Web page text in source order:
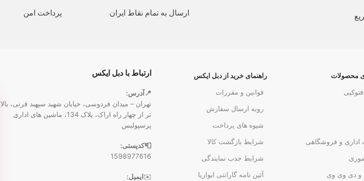
ارسال به تمام نقاط ایران پرداخت امن
محصولات
اداری و فروشگاهی
دی وی وی
راهنمای خرید از دبل ایکس
قوانین و مقررات
رویه ارسال سفارش
شیوه های پرداخت
شرایط بازگشت کالا
شرایط جذب نمایندگی
آئین نامه گارانتی ایواریا
ارتباط با دبل ایکس
📍آدرس:
تهران – میدان فردوسی، خیابان شهید سپهبد قرنی، بالا
تر از چهار راه اراک، پلاک 134، ماشین های اداری
پرسپولیس
📮کدپستی:
1598977616
✉️ایمیل: